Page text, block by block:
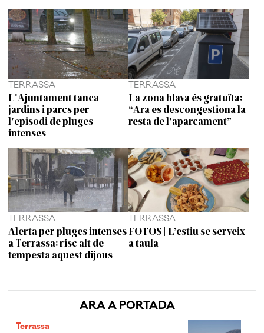
ARA A PORTADA
Terrassa
TERRASSA
L'Ajuntament tanca
jardins i parcs per
l'episodi de pluges
intenses
TERRASSA
La zona blava és gratuïta:
“Ara es descongestiona la
resta de l'aparcament”
TERRASSA
Alerta per pluges intenses
a Terrassa: risc alt de
tempesta aquest dijous
TERRASSA
FOTOS | L’estiu se serveix
a taula